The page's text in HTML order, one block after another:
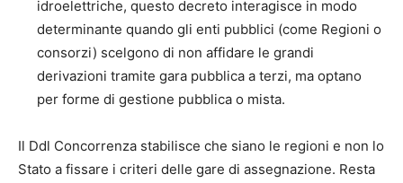
idroelettriche, questo decreto interagisce in modo
determinante quando gli enti pubblici (come Regioni o
consorzi) scelgono di non affidare le grandi
derivazioni tramite gara pubblica a terzi, ma optano
per forme di gestione pubblica o mista.
Il Ddl Concorrenza stabilisce che siano le regioni e non lo
Stato a fissare i criteri delle gare di assegnazione. Resta